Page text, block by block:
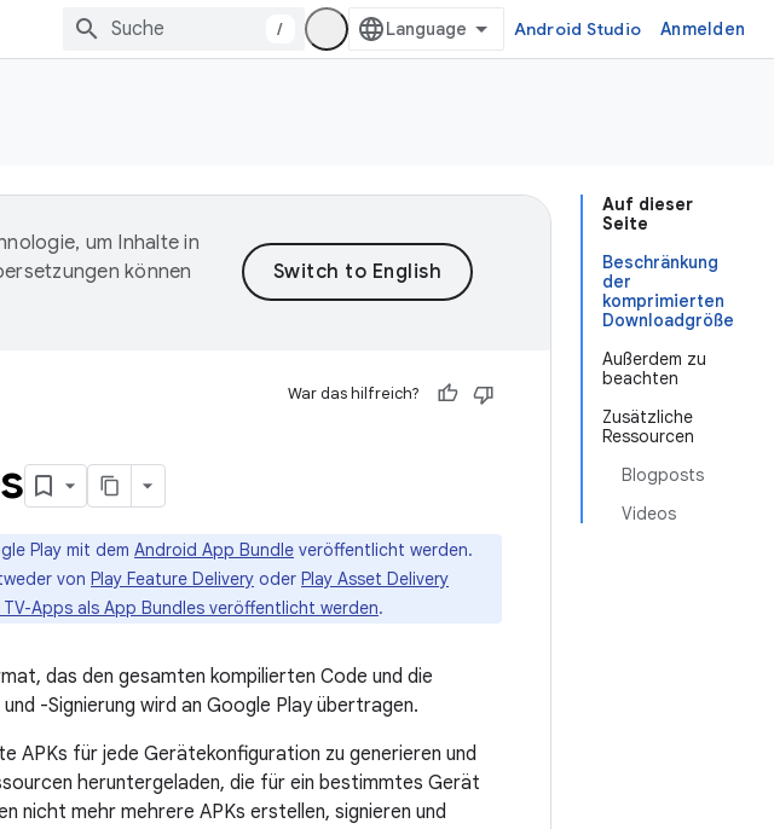
/ Android Studio Anmelden
Auf dieser
Seite
Beschränkung
der
komprimierten
Downloadgröße
Außerdem zu
beachten
Zusätzliche
Ressourcen
Blogposts
Videos
um Inhalte in
können
War das hilfreich?
Play mit dem Android App Bundle veröffentlicht werden.
von Play Feature Delivery oder Play Asset Delivery
Apps als App Bundles veröffentlicht werden.
das den gesamten kompilierten Code und die
-Signierung wird an Google Play übertragen.
APKs für jede Gerätekonfiguration zu generieren und
heruntergeladen, die für ein bestimmtes Gerät
nicht mehr mehrere APKs erstellen, signieren und